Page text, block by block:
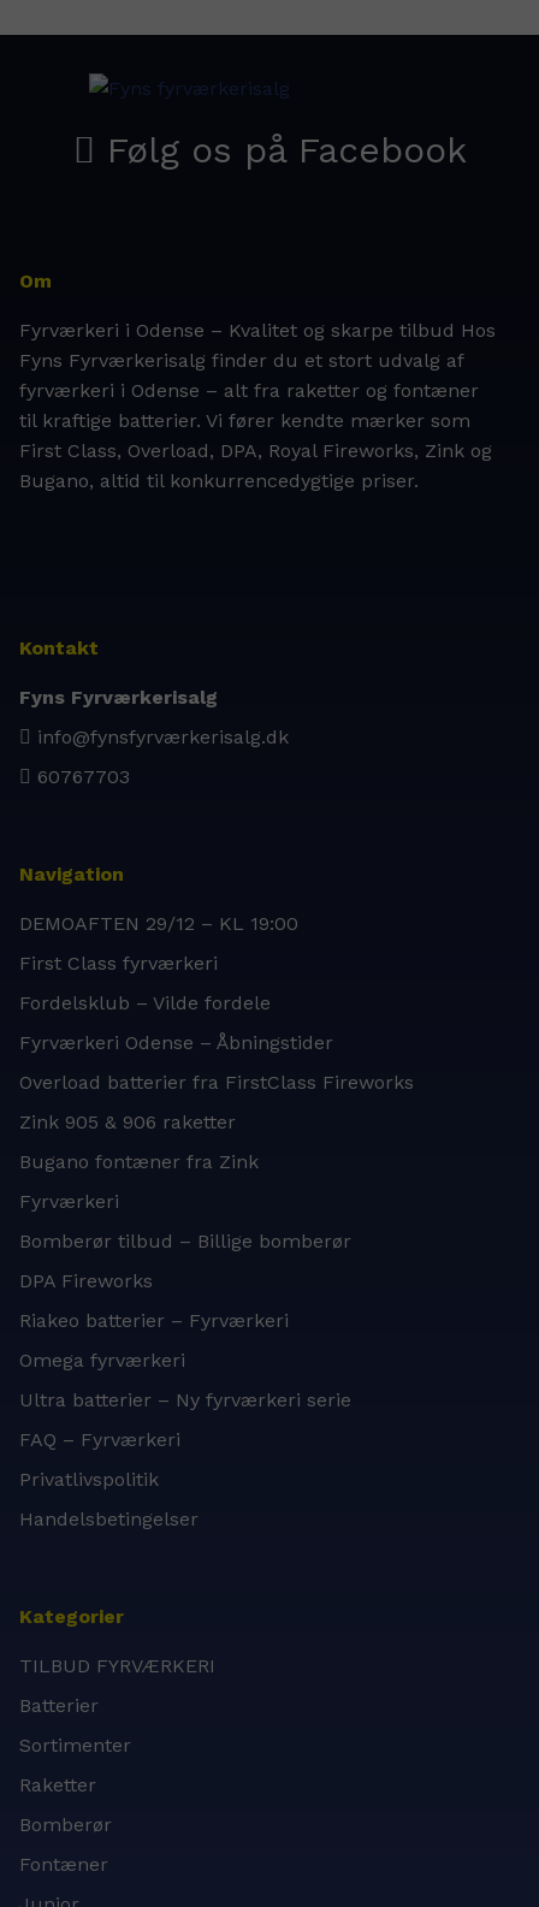
Om
Fyrværkeri i Odense – Kvalitet og skarpe tilbud Hos
Fyns Fyrværkerisalg finder du et stort udvalg af
fyrværkeri i Odense – alt fra raketter og fontæner
til kraftige batterier. Vi fører kendte mærker som
First Class, Overload, DPA, Royal Fireworks, Zink og
Bugano, altid til konkurrencedygtige priser.
Kontakt
Fyns Fyrværkerisalg
info@fynsfyrværkerisalg.dk
60767703
Navigation
DEMOAFTEN 29/12 – KL 19:00
First Class fyrværkeri
Fordelsklub – Vilde fordele
Fyrværkeri Odense – Åbningstider
Overload batterier fra FirstClass Fireworks
Zink 905 & 906 raketter
Bugano fontæner fra Zink
Fyrværkeri
Bomberør tilbud – Billige bomberør
DPA Fireworks
Riakeo batterier – Fyrværkeri
Omega fyrværkeri
Ultra batterier – Ny fyrværkeri serie
FAQ – Fyrværkeri
Privatlivspolitik
Handelsbetingelser
Kategorier
TILBUD FYRVÆRKERI
Batterier
Sortimenter
Raketter
Bomberør
Fontæner